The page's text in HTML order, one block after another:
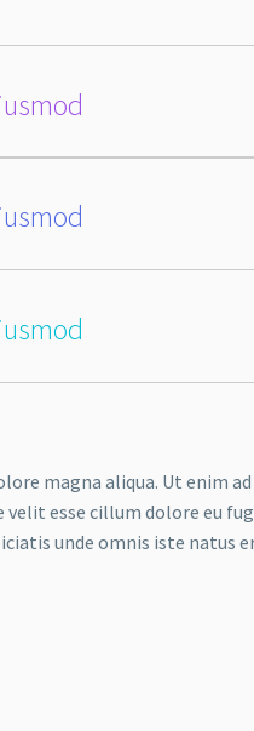
magna aliqua. Ut enim
esse cillum dolore eu
unde omnis iste natus